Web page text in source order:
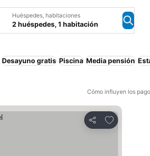
Huéspedes, habitaciones
2 huéspedes, 1 habitación
Desayuno gratis Piscina Media pensión
Cómo influyen los
Compartir
Añadir a